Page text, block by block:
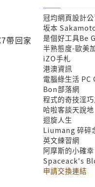
帶回家
冠均網頁設計公
坂本
是個好工具Be
半熟態度-歐美
iZO手札
港澳資訊
電腦綠生活
Bon部落網
程式的奇技淫
哈啦客談天說地
迴旋人生
Liumang 碎碎
英文練習網
阿摩斯的小確幸
Spaceack's
申請交換連結